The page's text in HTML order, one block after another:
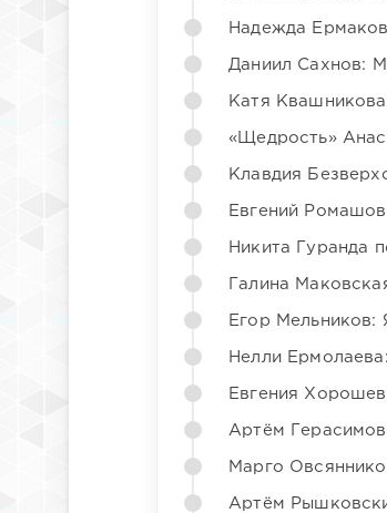
Надежда
Даниил Сахнов:
Катя
«Щедрость»
Клавдия
Евгений
Никита Гуранда
Галина
Егор Мельников:
Нелли
Евгения
Артём
Марго
Артём